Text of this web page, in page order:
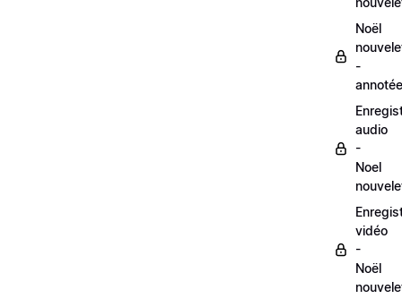
Noël
-
audio
-
Noel
vidéo
-
Noël